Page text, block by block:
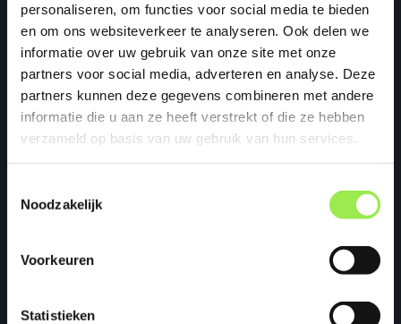
personaliseren, om functies voor social media te bieden
en om ons websiteverkeer te analyseren. Ook delen we
informatie over uw gebruik van onze site met onze
partners voor social media, adverteren en analyse. Deze
partners kunnen deze gegevens combineren met andere
informatie die u aan ze heeft verstrekt of die ze hebben
verzameld op basis van uw gebruik van hun services.
Noodzakelijk
Voorkeuren
Statistieken
Gezichtslaan 10
+31 6 53174708
Contact